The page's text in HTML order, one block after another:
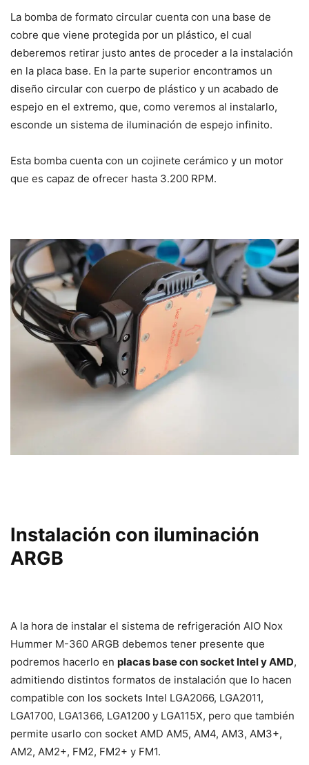
La bomba de formato circular cuenta con una base de
cobre que viene protegida por un plástico, el cual
deberemos retirar justo antes de proceder a la instalación
en la placa base. En la parte superior encontramos un
diseño circular con cuerpo de plástico y un acabado de
espejo en el extremo, que, como veremos al instalarlo,
esconde un sistema de iluminación de espejo infinito.
Esta bomba cuenta con un cojinete cerámico y un motor
que es capaz de ofrecer hasta 3.200 RPM.
Instalación con iluminación
ARGB
A la hora de instalar el sistema de refrigeración AIO Nox
Hummer M-360 ARGB debemos tener presente que
podremos hacerlo en placas base con socket Intel y AMD,
admitiendo distintos formatos de instalación que lo hacen
compatible con los sockets Intel LGA2066, LGA2011,
LGA1700, LGA1366, LGA1200 y LGA115X, pero que también
permite usarlo con socket AMD AM5, AM4, AM3, AM3+,
AM2, AM2+, FM2, FM2+ y FM1.